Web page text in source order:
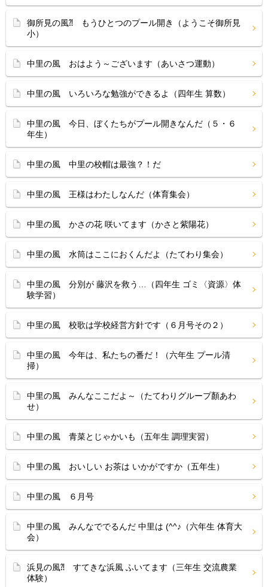
御所見の風⁈ もうひとつのプール開き（ようこそ御所見
小）
中里の風 おはよう～ございます（あいさつ運動）
中里の風 いろいろな勉強ができるよ（四年生 算数）
中里の風 今日、ぼくたちがプール開きなんだ（５・６
年生）
中里の風 中里の校帽は最強？！だ
中里の風 王様はわたしなんだ（体育集会）
中里の風 かさの花 咲いてます（かさと紫陽花）
中里の風 水筒はここにおくんだよ（たてわり集会）
中里の風 分別が 藤沢を救う…（四年生 ゴミ〈資源〉体
験学習）
中里の風 校歌は学校経営方針です（６月号その２）
中里の風 今年は、私たちの番だ！（六年生 プール清
掃）
中里の風 みんなここだよ～（たてわりグループ顏あわ
せ）
中里の風 青菜とじゃかいも（五年生 調理実習）
中里の風 おいしい お茶は いかがですか（五年生）
中里の風 ６月号
中里の風 みんなででるんだ 中里は (^^♪（六年生 体育大
会）
浜見の風⁈ すてきな浜風 ふいてます（三年生 交流農業
体験）